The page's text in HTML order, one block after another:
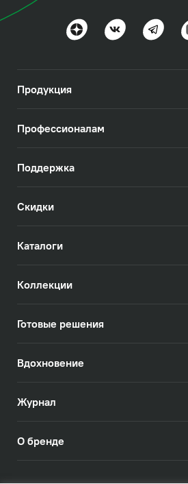
Продукция
Профессионалам
Поддержка
Скидки
Каталоги
Коллекции
Готовые решения
Вдохновение
Журнал
О бренде